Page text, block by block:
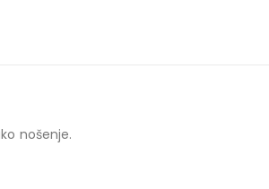
nošenje.